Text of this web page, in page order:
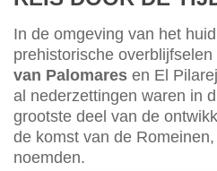
In de omgeving van het
prehistorische
van Palomares en El
al nederzettingen waren in
grootste deel van de
de komst van de
noemden.